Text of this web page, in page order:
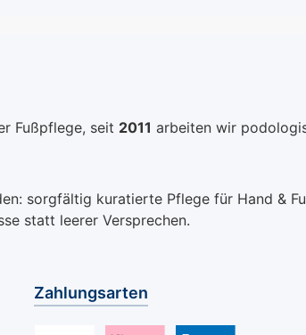
Fußpflege, seit 2011 arbeiten wir
sorgfältig kuratierte Pflege für Hand &
statt leerer Versprechen.
Zahlungsarten